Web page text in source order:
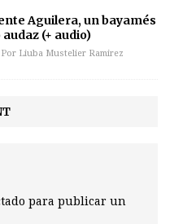
Aguilera, un bayamés
(+ audio)
Por Liuba Mustelier Ramirez
para publicar un